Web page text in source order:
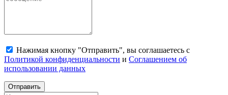
Нажимая кнопку "Отправить", вы соглашаетесь с
Политикой конфиденциальности и Соглашением об
использовании данных
Отправить